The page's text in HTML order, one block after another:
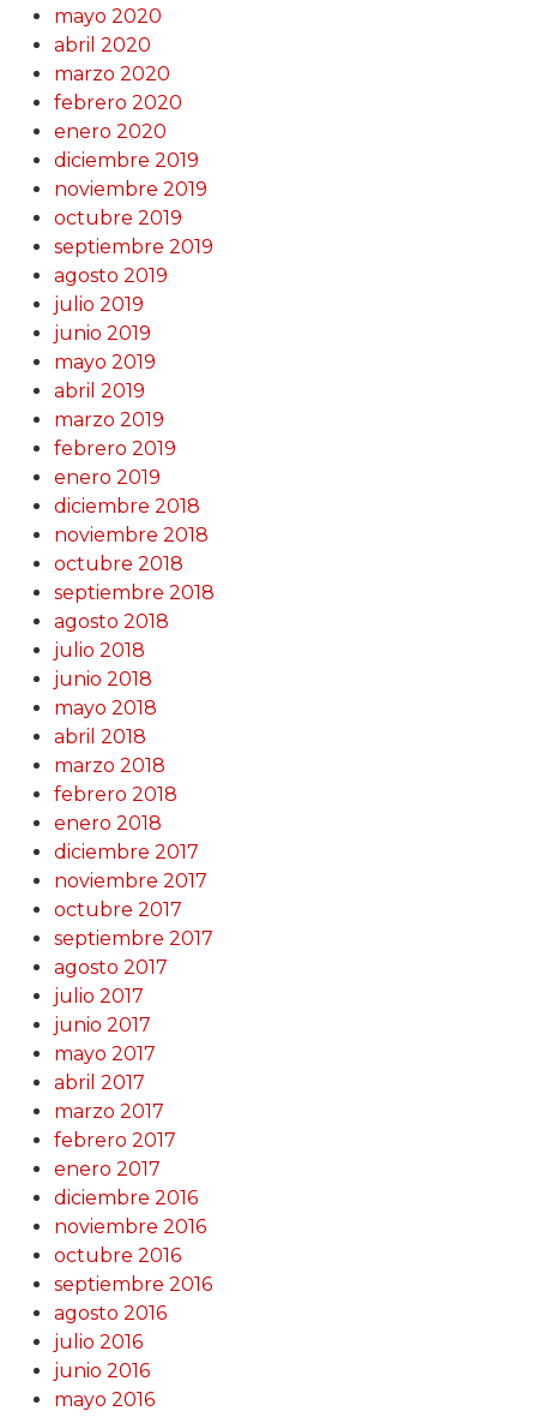
mayo 2020
abril 2020
marzo 2020
febrero 2020
enero 2020
diciembre 2019
noviembre 2019
octubre 2019
septiembre 2019
agosto 2019
julio 2019
junio 2019
mayo 2019
abril 2019
marzo 2019
febrero 2019
enero 2019
diciembre 2018
noviembre 2018
octubre 2018
septiembre 2018
agosto 2018
julio 2018
junio 2018
mayo 2018
abril 2018
marzo 2018
febrero 2018
enero 2018
diciembre 2017
noviembre 2017
octubre 2017
septiembre 2017
agosto 2017
julio 2017
junio 2017
mayo 2017
abril 2017
marzo 2017
febrero 2017
enero 2017
diciembre 2016
noviembre 2016
octubre 2016
septiembre 2016
agosto 2016
julio 2016
junio 2016
mayo 2016